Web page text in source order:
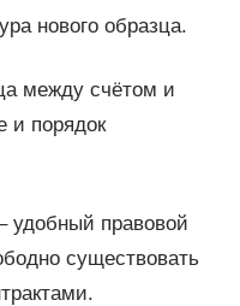
нового образца.
между счётом и
и порядок
удобный правовой
существовать